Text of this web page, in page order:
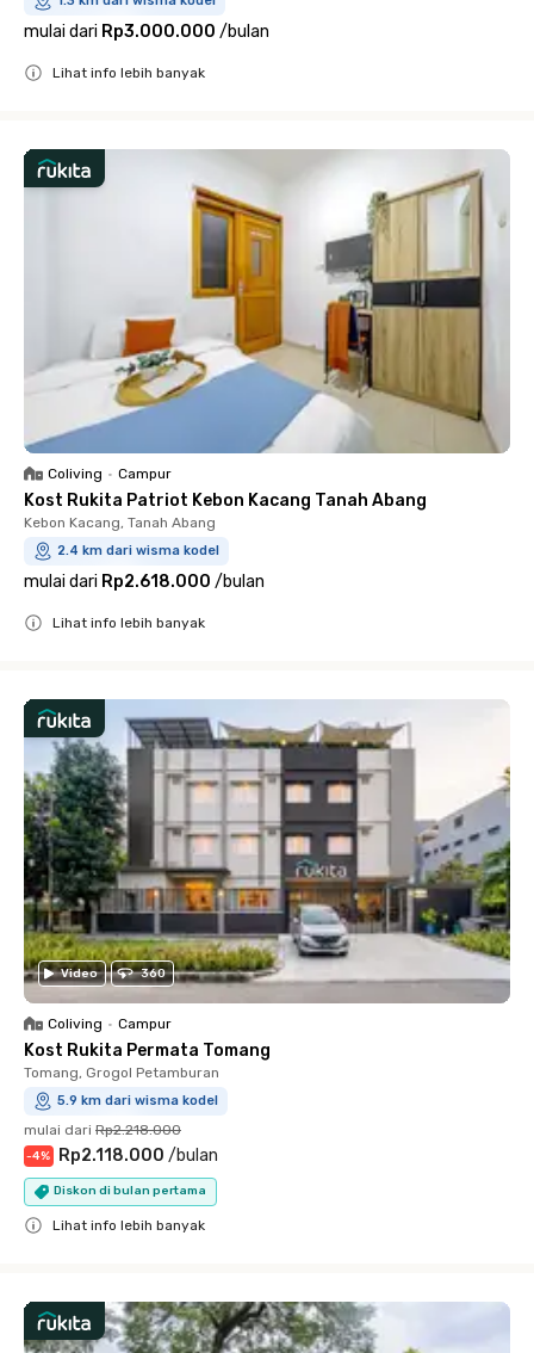
mulai dari Rp3.000.000 /bulan
Lihat info lebih banyak
Coliving • Campur
Kost Rukita Patriot Kebon Kacang Tanah Abang
Kebon Kacang, Tanah Abang
2.4 km dari wisma kodel
mulai dari Rp2.618.000 /bulan
Lihat info lebih banyak
Video 360
Coliving • Campur
Kost Rukita Permata Tomang
Tomang, Grogol Petamburan
5.9 km dari wisma kodel
mulai dari Rp2.218.000
-4% Rp2.118.000 /bulan
Diskon di bulan pertama
Lihat info lebih banyak